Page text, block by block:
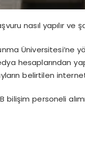
nasıl yapılır ve
Üniversitesi’ne
hesaplarından
belirtilen
bilişim personeli